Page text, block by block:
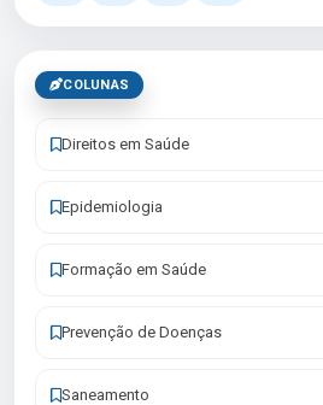
COLUNAS
Direitos em Saúde
Epidemiologia
Formação em Saúde
Prevenção de Doenças
Saneamento